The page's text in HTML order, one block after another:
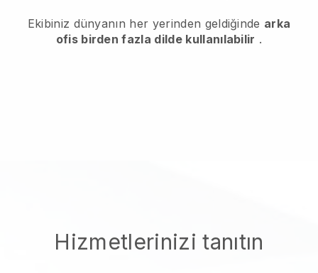
Ekibiniz dünyanın her yerinden geldiğinde arka
ofis birden fazla dilde kullanılabilir .
Hizmetlerinizi tanıtın